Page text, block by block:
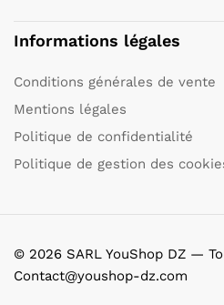
Informations légales
Conditions générales de vente
Mentions légales
Politique de confidentialité
Politique de gestion des
© 2026 SARL YouShop DZ —
Contact@youshop-dz.com